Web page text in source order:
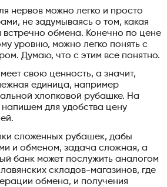
нервов можно легко и просто
не задумываясь о том, какая
встречно обмена. Конечно по цене
уровню, можно легко понять с
Думаю, что с этим все понятно.
свою ценность, а значит,
единица, например
хлопковой рубашке. На
для удобства цену
сложенных рубашек, дабы
и обменом, задача сложная, а
банк может послужить аналогом
складов-магазинов, где
обмена, и получения